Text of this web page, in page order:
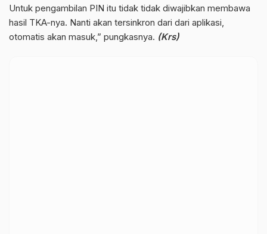
Untuk pengambilan PIN itu tidak tidak diwajibkan membawa
hasil TKA-nya. Nanti akan tersinkron dari dari aplikasi,
otomatis akan masuk,” pungkasnya. (Krs)